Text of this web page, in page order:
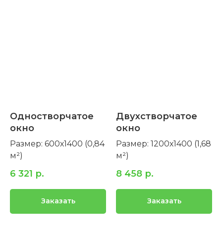
Одностворчатое
окно
Размер: 600х1400 (0,84
м²)
6 321 р.
Заказать
Двухстворчатое
окно
Размер: 1200х1400 (1,68
м²)
8 458 р.
Заказать